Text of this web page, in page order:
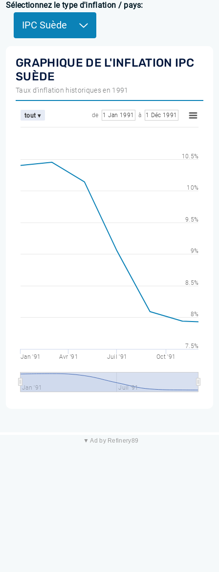
Sélectionnez le type d'inflation / pays:
IPC Suède
GRAPHIQUE DE L'INFLATION IPC
SUÈDE
Taux d'inflation historiques en 1991
tout ▾ de 1 Jan 1991 à 1 Déc 1991
Jan '91 Avr '91 Juil '91 Oct '91
Jan '91 Juil '91
7.5%
8%
8.5%
9%
9.5%
10%
10.5%
▼ Ad by Refinery89